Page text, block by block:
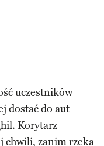
uczestników
dostać do aut
Korytarz
chwili, zanim rzeka